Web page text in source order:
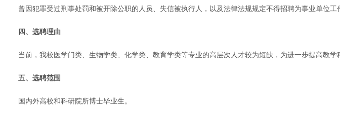
曾因犯罪受过刑事处罚和被开除公职的人员、失信被执行人，以及法律法规规定不得招聘为事业单位
四、选聘理由
当前，我校医学门类、生物学类、化学类、教育学类等专业的高层次人才较为短缺，为进一步提高教
五、选聘范围
国内外高校和科研院所博士毕业生。